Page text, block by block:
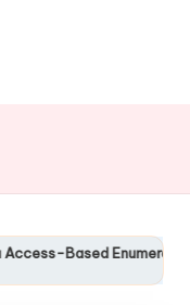
Enumeration (ABE)